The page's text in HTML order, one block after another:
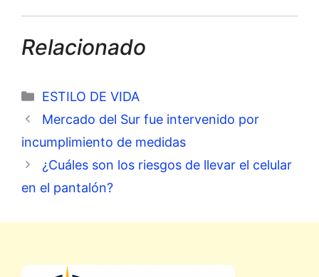
Relacionado
Categorías
ESTILO DE VIDA
Mercado del Sur fue intervenido por
incumplimiento de medidas
¿Cuáles son los riesgos de llevar el celular
en el pantalón?